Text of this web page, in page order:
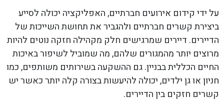
על ידי קידום אירועים חברתיים, האפליקציה יכולה לסייע
ביצירת קשרים חברתיים ולהגביר את תחושת השייכות של
הדיירים. דיירים שמרגישים חלק מקהילה חזקה נוטים להיות
מרוצים יותר מהמגורים שלהם, מה שמוביל לשיפור באיכות
החיים הכללית בבניין. גם ההשקעה בשירותים משותפים, כמו
חניון או גן ילדים, יכולה להיעשות בצורה קלה יותר כאשר יש
קשרים חזקים בין הדיירים.